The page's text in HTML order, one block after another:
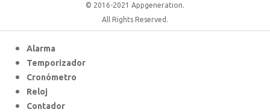
© 2016-2021 Appgeneration.
All Rights Reserved.
Alarma
Temporizador
Cronómetro
Reloj
Contador